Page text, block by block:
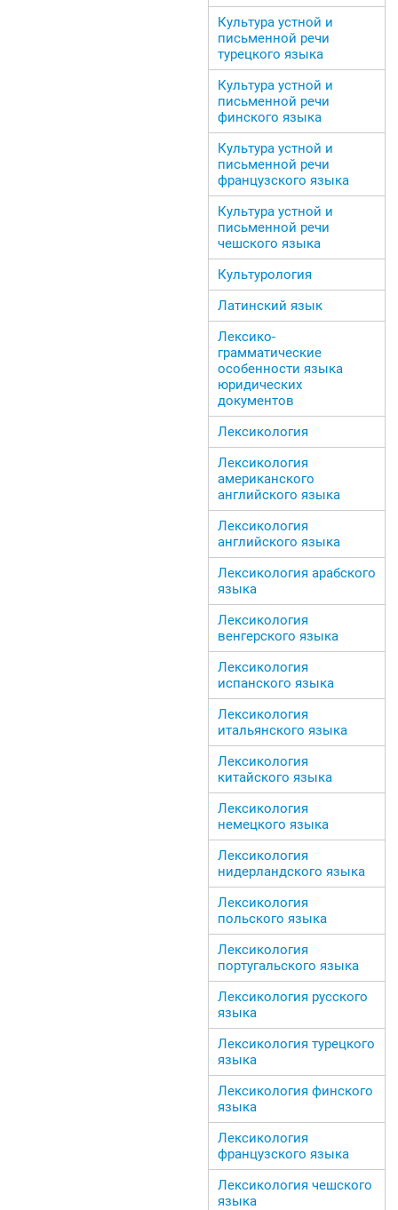
Культура устной и
письменной речи
турецкого языка
Культура устной и
письменной речи
финского языка
Культура устной и
письменной речи
французского языка
Культура устной и
письменной речи
чешского языка
Культурология
Латинский язык
Лексико-
грамматические
особенности языка
юридических
документов
Лексикология
Лексикология
американского
английского языка
Лексикология
английского языка
Лексикология арабского
языка
Лексикология
венгерского языка
Лексикология
испанского языка
Лексикология
итальянского языка
Лексикология
китайского языка
Лексикология
немецкого языка
Лексикология
нидерландского языка
Лексикология
польского языка
Лексикология
португальского языка
Лексикология русского
языка
Лексикология турецкого
языка
Лексикология финского
языка
Лексикология
французского языка
Лексикология чешского
языка